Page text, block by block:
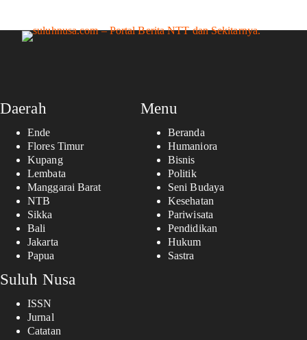
Daerah
Ende
Flores Timur
Kupang
Lembata
Manggarai Barat
NTB
Sikka
Bali
Jakarta
Papua
Menu
Beranda
Humaniora
Bisnis
Politik
Seni Budaya
Kesehatan
Pariwisata
Pendidikan
Hukum
Sastra
Suluh Nusa
ISSN
Jurnal
Catatan